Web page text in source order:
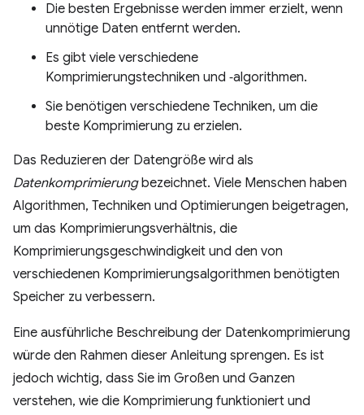
Die besten Ergebnisse werden immer erzielt, wenn
unnötige Daten entfernt werden.
Es gibt viele verschiedene
Komprimierungstechniken und ‑algorithmen.
Sie benötigen verschiedene Techniken, um die
beste Komprimierung zu erzielen.
Das Reduzieren der Datengröße wird als
Datenkomprimierungbezeichnet. Viele Menschen haben
Algorithmen, Techniken und Optimierungen beigetragen,
um das Komprimierungsverhältnis, die
Komprimierungsgeschwindigkeit und den von
verschiedenen Komprimierungsalgorithmen benötigten
Speicher zu verbessern.
Eine ausführliche Beschreibung der Datenkomprimierung
würde den Rahmen dieser Anleitung sprengen. Es ist
jedoch wichtig, dass Sie im Großen und Ganzen
verstehen, wie die Komprimierung funktioniert und